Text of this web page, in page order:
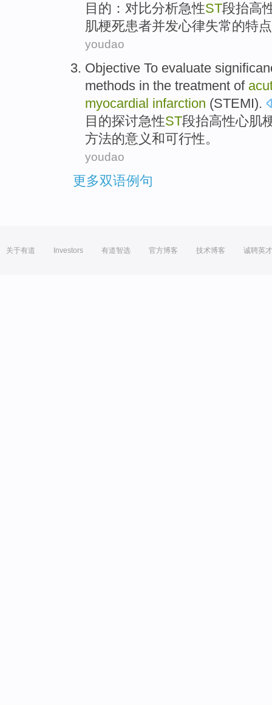
目的 ：对比分析急性ST段抬高
肌梗死患者并发心律失常的特点
youdao
Objective To evaluate
methods in the treatment of
myocardial infarction (STEMI).
目的探讨急性ST段抬高性心肌
方法的意义和可行性。
youdao
更多双语例句
关于有道 Investors 有道智选 官方博客 技术博客 诚聘英才